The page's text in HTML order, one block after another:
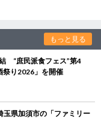
もっと見る
“庶民派食フェス”第4
祭り2026」を開催
県加須市の「ファミリー